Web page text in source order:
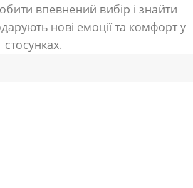
впевнений вибір і знайти
нові емоції та комфорт у
стосунках.